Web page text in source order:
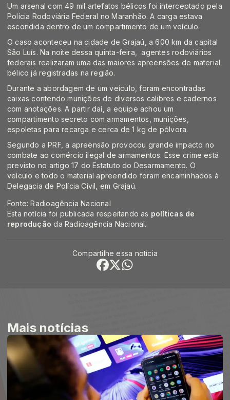
Um arsenal com 49 mil artefatos bélicos foi interceptado pela
Polícia Rodoviária Federal no Maranhão. A carga estava
escondida dentro de um compartimento de um veículo.
O caso aconteceu na cidade de Grajaú, a 600 km da capital
São Luís. Na noite dessa quinta-feira, agentes rodoviários
federais realizaram uma das maiores apreensões de material
bélico já registradas na região.
Durante a abordagem de um veículo, foram encontradas
caixas contendo munições de diversos calibres e cadernos
com anotações. A partir daí, a equipe achou um
compartimento secreto com armamentos, munições,
espoletas para recarga e cerca de 1 kg de pólvora.
Segundo a PRF, a apreensão provocou grande impacto no
combate ao comércio ilegal de armamentos. Esse crime está
previsto no artigo 17 do Estatuto do Desarmamento. O
veículo e todo o material apreendido foram encaminhados à
Delegacia de Polícia Civil, em Grajaú.
Fonte: Radioagência Nacional
Esta notícia foi publicada respeitando as políticas de
reprodução da Radioagência Nacional.
Compartilhe essa notícia
Mais notícias